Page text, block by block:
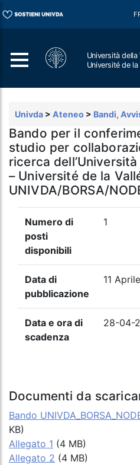
Università
Université de
Univda > Ateneo > Bandi,
Bando per il
studio per
ricerca
– Université de la
UNIVDA/BORSA/
Numero di
posti
disponibili
1
Data di
pubblicazione
11
Data e ora di
scadenza
28-04-
Documenti da
Bando
KB)
Allegato 1 (4 MB)
Allegato 2 (4 MB)